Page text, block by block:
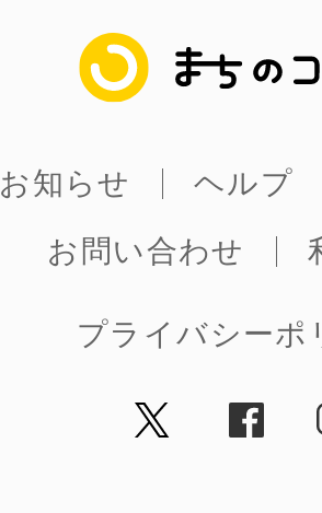
まちのコイン
お知らせ
ヘルプ
お問い合わせ
プライバシーポ